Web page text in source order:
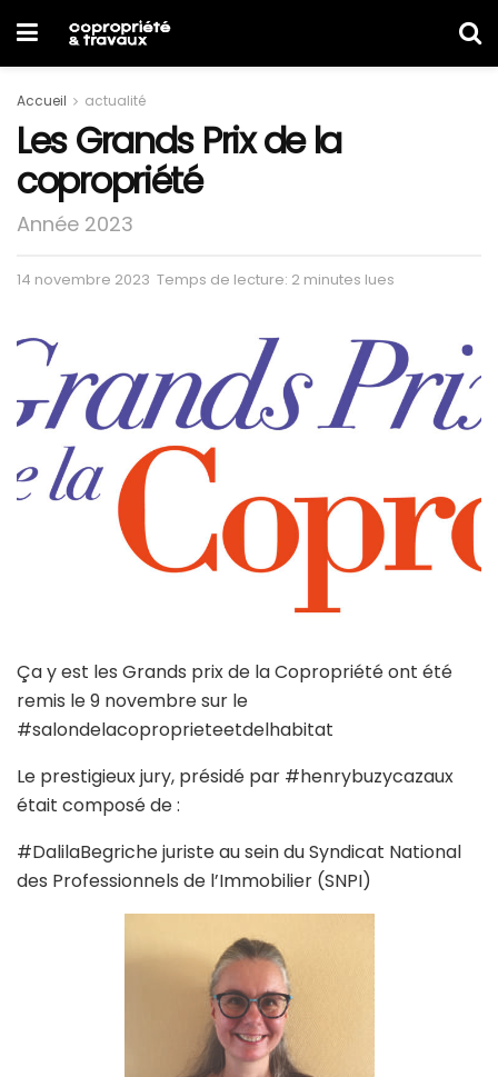
Accueil actualité
Les Grands Prix de la
copropriété
Année 2023
14 novembre 2023 Temps de lecture: 2 minutes lues
Ça y est les Grands prix de la Copropriété ont été
remis le 9 novembre sur le
#salondelacoproprieteetdelhabitat
Le prestigieux jury, présidé par #henrybuzycazaux
était composé de :
#DalilaBegriche juriste au sein du Syndicat National
des Professionnels de l’Immobilier (SNPI)